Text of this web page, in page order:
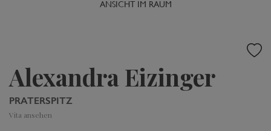
ANSICHT IM RAUM
Alexandra Eizinger
PRATERSPITZ
Vita ansehen